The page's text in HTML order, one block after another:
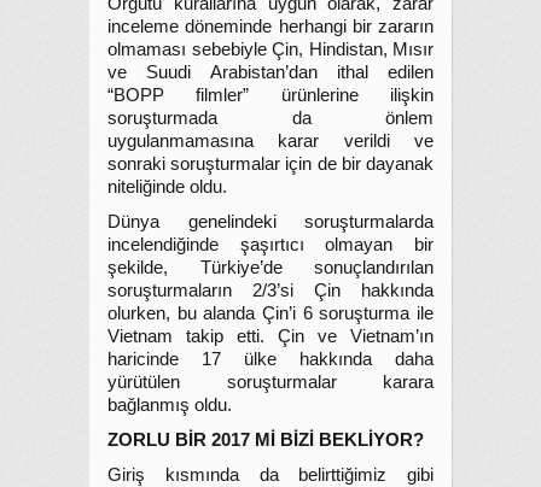
inceleme döneminde herhangi bir zararın
olmaması sebebiyle Çin, Hindistan, Mısır
ve Suudi Arabistan’dan ithal edilen
“BOPP filmler” ürünlerine ilişkin
soruşturmada da önlem
uygulanmamasına karar verildi ve
sonraki soruşturmalar için de bir dayanak
niteliğinde oldu.
Dünya genelindeki soruşturmalarda
incelendiğinde şaşırtıcı olmayan bir
şekilde, Türkiye’de sonuçlandırılan
soruşturmaların 2/3’si Çin hakkında
olurken, bu alanda Çin’i 6 soruşturma ile
Vietnam takip etti. Çin ve Vietnam’ın
haricinde 17 ülke hakkında daha
yürütülen soruşturmalar karara
bağlanmış oldu.
ZORLU BİR 2017 Mİ BİZİ BEKLİYOR?
Giriş kısmında da belirttiğimiz gibi